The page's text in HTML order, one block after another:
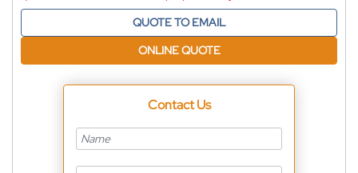
QUOTE TO EMAIL
ONLINE QUOTE
Contact Us